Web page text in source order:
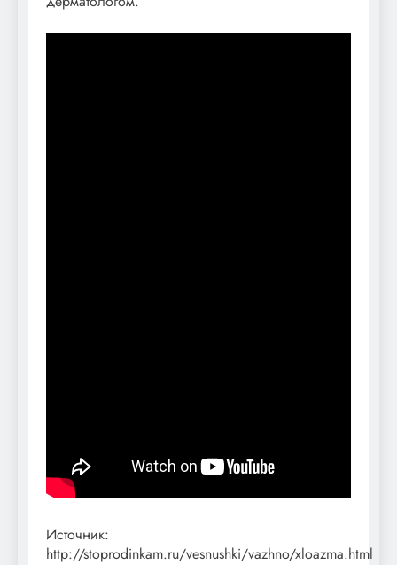
Источник:
http://stoprodinkam.ru/vesnushki/vazhno/xloazma.html